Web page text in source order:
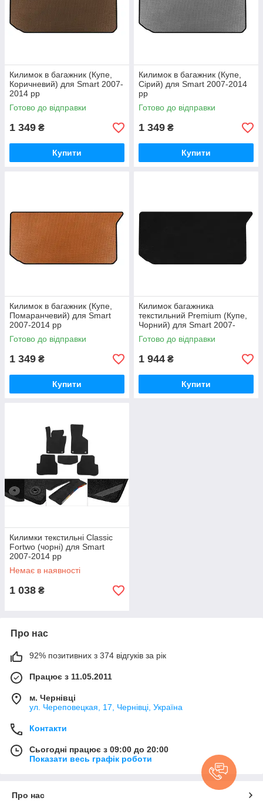
Килимок в багажник (Купе,
Коричневий) для Smart 2007-
2014 рр
Готово до відправки
1 349 ₴
Купити
Килимок в багажник (Купе,
Сірий) для Smart 2007-2014
рр
Готово до відправки
1 349 ₴
Купити
Килимок в багажник (Купе,
Помаранчевий) для Smart
2007-2014 рр
Готово до відправки
1 349 ₴
Купити
Килимок багажника
текстильний Premium (Купе,
Чорний) для Smart 2007-
2014 рр
Готово до відправки
1 944 ₴
Купити
Килимки текстильні Classic
Fortwo (чорні) для Smart
2007-2014 рр
Немає в наявності
1 038 ₴
Про нас
92% позитивних з 374 відгуків за рік
Працює з 11.05.2011
м. Чернівці
ул. Череповецкая, 17, Чернівці, Україна
Контакти
Сьогодні працює з 09:00 до 20:00
Показати весь графік роботи
Про нас